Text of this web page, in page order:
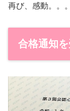
再び、感動。。。
合格通知